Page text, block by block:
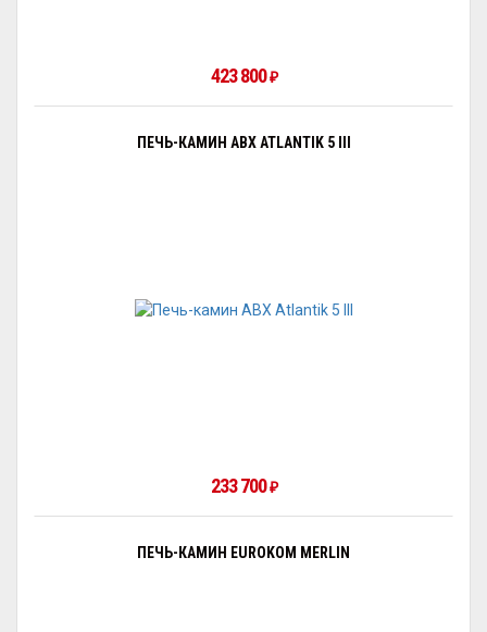
423 800 ₽
ПЕЧЬ-КАМИН ABX ATLANTIK 5 III
233 700 ₽
ПЕЧЬ-КАМИН EUROKOM MERLIN